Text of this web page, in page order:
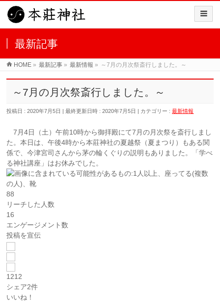
最新記事
HOME » 最新記事 » 最新情報 » ～7月の月次祭斎行しました。～
～7月の月次祭斎行しました。～
投稿日 : 2020年7月5日 最終更新日時 : 2020年7月5日 カテゴリー :最新情報
7月4日（土）午前10時から御拝殿にて7月の月次祭を斎行しまし
た。本日は、午後4時から本莊神社の夏越祭（夏まつり）もある関
係で、今津宮司さんから茅の輪くぐりの説明もありました。「学べ
る神社講座」はお休みでした。
88
リーチした人数
16
エンゲージメント数
投稿を宣伝
1212
シェア2件
いいね！